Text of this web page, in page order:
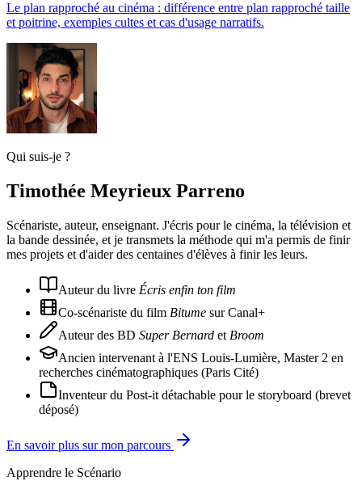
Le plan rapproché au cinéma : différence entre plan rapproché taille
et poitrine, exemples cultes et cas d'usage narratifs.
Qui suis-je ?
Timothée Meyrieux Parreno
Scénariste, auteur, enseignant. J'écris pour le cinéma, la télévision et
la bande dessinée, et je transmets la méthode qui m'a permis de finir
mes projets et d'aider des centaines d'élèves à finir les leurs.
Auteur du livre Écris enfin ton film
Co-scénariste du film Bitume sur Canal+
Auteur des BD Super Bernard et Broom
Ancien intervenant à l'ENS Louis-Lumière, Master 2 en
recherches cinématographiques (Paris Cité)
Inventeur du Post-it détachable pour le storyboard (brevet
déposé)
En savoir plus sur mon parcours
Apprendre le Scénario